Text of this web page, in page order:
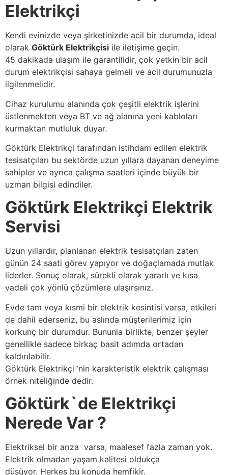
Elektrikçi
Kendi evinizde veya şirketinizde acil bir durumda, ideal
olarak Göktürk Elektrikçisi ile iletişime geçin.
45 dakikada ulaşım ile garantilidir, çok yetkin bir acil
durum elektrikçisi sahaya gelmeli ve acil durumunuzla
ilgilenmelidir.
Cihaz kurulumu alanında çok çeşitli elektrik işlerini
üstlenmekten veya BT ve ağ alanına yeni kabloları
kurmaktan mutluluk duyar.
Göktürk Elektrikçi tarafından istihdam edilen elektrik
tesisatçıları bu sektörde uzun yıllara dayanan deneyime
sahipler ve ayrıca çalışma saatleri içinde büyük bir
uzman bilgisi edindiler.
Göktürk Elektrikçi Elektrik
Servisi
Uzun yıllardır, planlanan elektrik tesisatçıları zaten
günün 24 saati görev yapıyor ve doğaçlamada mutlak
liderler. Sonuç olarak, sürekli olarak yararlı ve kısa
vadeli çok yönlü çözümlere ulaşırsınız.
Evde tam veya kısmi bir elektrik kesintisi varsa, etkileri
de dahil ederseniz, bu aslında müşterilerimiz için
korkunç bir durumdur. Bununla birlikte, benzer şeyler
genellikle sadece birkaç basit adımda ortadan
kaldırılabilir.
Göktürk Elektrikçi ‘nin karakteristik elektrik çalışması
örnek niteliğinde dedir.
Göktürk`de Elektrikçi
Nerede Var ?
Elektriksel bir arıza varsa, maalesef fazla zaman yok.
Elektrik olmadan yaşam kalitesi oldukça
düşüyor. Herkes bu konuda hemfikir.